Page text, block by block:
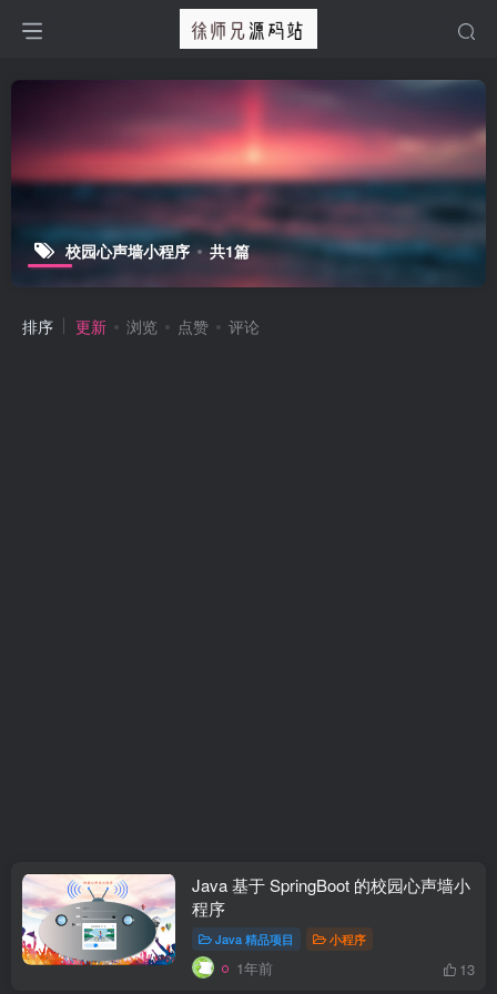
校园心声墙小程序 共1篇
排序 更新 浏览 点赞 评论
Java 基于 SpringBoot 的校园心声墙小
程序
Java 精品项目 小程序
1年前 13